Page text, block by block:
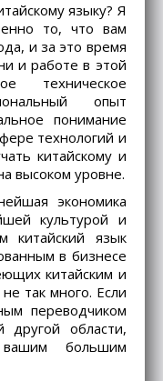
языку? Я
то, что вам
и за это время
и работе в этой
техническое
опыт
понимание
технологий и
китайскому и
высоком уровне.
экономика
культурой и
китайский язык
в бизнесе
китайским и
так много. Если
переводчиком
другой области,
вашим большим